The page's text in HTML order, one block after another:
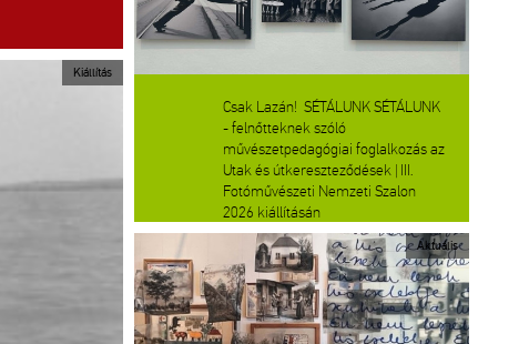
Csak Lazán! SÉTÁLUNK SÉTÁLUNK
- felnőtteknek szóló
művészetpedagógiai foglalkozás az
Utak és útkereszteződések | III.
Fotóművészeti Nemzeti Szalon
2026 kiállításán
Kiállítás
Aktuális